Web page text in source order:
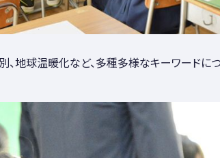
、地球温暖化など、多種多様なキーワード